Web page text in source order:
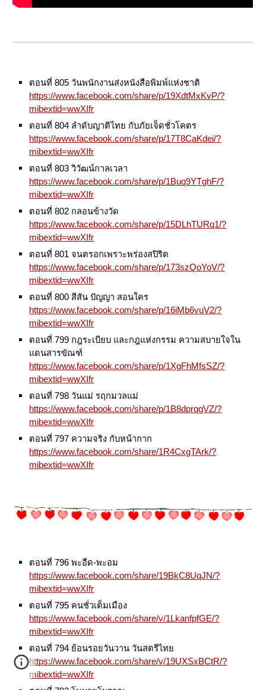
ตอนที่ 805 วันพนักงานส่งหนังสือพิมพ์แห่งชาติ
https://www.facebook.com/share/p/19XdtMxKvP/?
mibextid=wwXIfr
ตอนที่ 804 ลำดับญาติไทย กับภัยเจ็ดชั่วโคตร
https://www.facebook.com/share/p/17T8CaKdei/?
mibextid=wwXIfr
ตอนที่ 803 วิวัฒน์กาลเวลา
https://www.facebook.com/share/p/1Buq9YTghF/?
mibextid=wwXIfr
ตอนที่ 802 กลอนข้างวัด
https://www.facebook.com/share/p/15DLhTURq1/?
mibextid=wwXIfr
ตอนที่ 801 จนตรอกเพราะพร่องสปิริต
https://www.facebook.com/share/p/173szQoYoV/?
mibextid=wwXIfr
ตอนที่ 800 สีสัน ปัญญา สอนใคร
https://www.facebook.com/share/p/16iMb6vuV2/?
mibextid=wwXIfr
ตอนที่ 799 กฎระเบียบ และกฎแห่งกรรม ความสบายใจใน
แดนสารขัณฑ์
https://www.facebook.com/share/p/1XgFhMfsSZ/?
mibextid=wwXIfr
ตอนที่ 798 วันแม่ รฤกมวลแม่
https://www.facebook.com/share/p/1B8dprqgVZ/?
mibextid=wwXIfr
ตอนที่ 797 ความจริง กับหน้ากาก
https://www.facebook.com/share/1R4CxgTArk/?
mibextid=wwXIfr
ตอนที่ 796 พะอืด-พะอม
https://www.facebook.com/share/19BkC8UqJN/?
mibextid=wwXIfr
ตอนที่ 795 คนชั่วเต็มเมือง
https://www.facebook.com/share/v/1LkanfpfGE/?
mibextid=wwXIfr
ตอนที่ 794 ย้อนรอยวันวาน วันสตรีไทย
https://www.facebook.com/share/v/19UXSxBCtR/?
mibextid=wwXIfr